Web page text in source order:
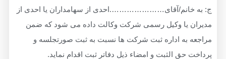
آقای………………….احدی از سهامداران یا احدی از
یا وکیل رسمی شرکت وکالت داده می شود که ضمن
به اداره ثبت شرکت ها نسبت به ثبت صورتجلسه و
الثبت و امضاء ذیل دفاتر ثبت اقدام نماید.